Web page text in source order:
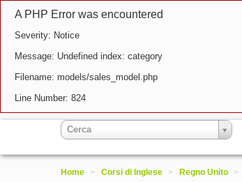
A PHP Error was encountered
Severity: Notice
Message: Undefined index: category
Filename: models/sales_model.php
Line Number: 824
Cerca
Home > Corsi di Inglese > Regno Unito >